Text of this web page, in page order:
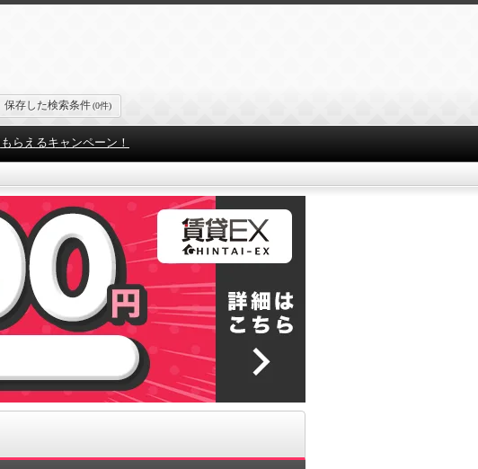
保存した検索条件(0件)
もらえるキャンペーン！